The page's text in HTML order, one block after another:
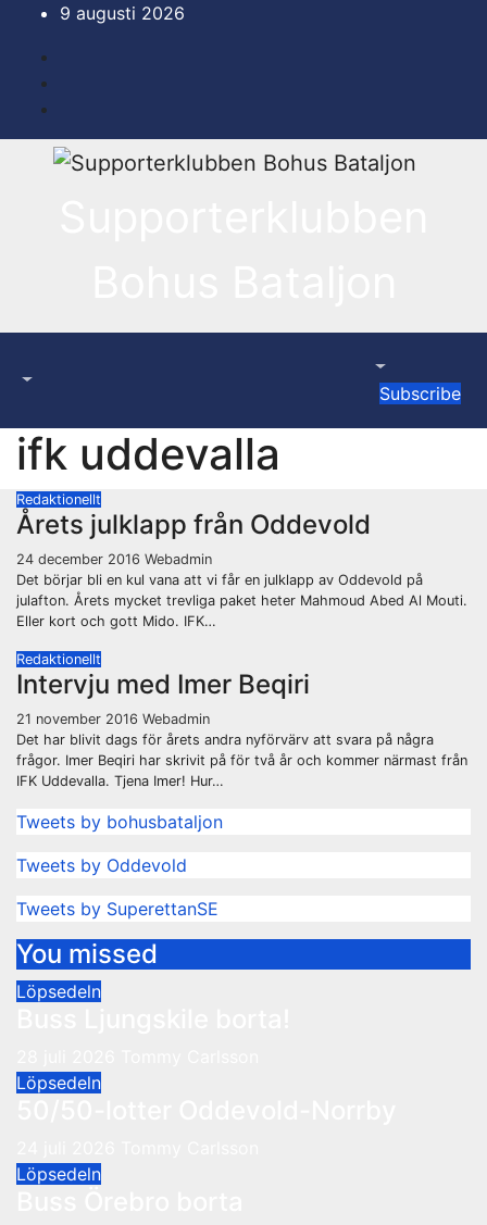
Hoppa
innehåll
9 augusti 2026
Subscribe
ifk uddevalla
Redaktionellt
Årets julklapp från Oddevold
24 december 2016 Webadmin
Det börjar bli en kul vana att vi får en julklapp av Oddevold på
julafton. Årets mycket trevliga paket heter Mahmoud Abed Al Mouti.
Eller kort och gott Mido. IFK…
Redaktionellt
Intervju med Imer Beqiri
21 november 2016 Webadmin
Det har blivit dags för årets andra nyförvärv att svara på några
frågor. Imer Beqiri har skrivit på för två år och kommer närmast från
IFK Uddevalla. Tjena Imer! Hur…
Tweets by bohusbataljon
Tweets by Oddevold
Tweets by SuperettanSE
You missed
Löpsedeln
Löpsedeln
Löpsedeln